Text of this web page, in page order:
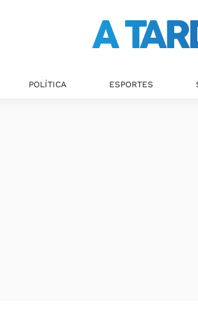
POLÍTICA ESPORTES